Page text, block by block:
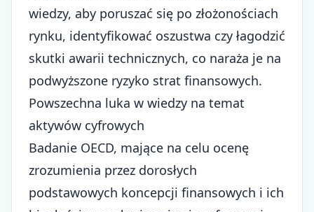
wiedzy, aby poruszać się po złożonościach
rynku, identyfikować oszustwa czy łagodzić
skutki awarii technicznych, co naraża je na
podwyższone ryzyko strat finansowych.
Powszechna luka w wiedzy na temat
aktywów cyfrowych
Badanie OECD, mające na celu ocenę
zrozumienia przez dorosłych
podstawowych koncepcji finansowych i ich